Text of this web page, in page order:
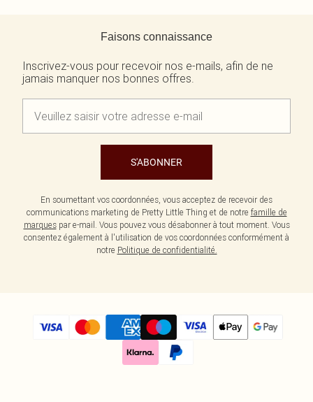
Faisons connaissance
Inscrivez-vous pour recevoir nos e-mails, afin de ne
jamais manquer nos bonnes offres.
S'ABONNER
En soumettant vos coordonnées, vous acceptez de recevoir des
communications marketing de Pretty Little Thing et de notre famille de
marquespar e-mail. Vous pouvez vous désabonner à tout moment. Vous
consentez également à l'utilisation de vos coordonnées conformément à
notre Politique de confidentialité.